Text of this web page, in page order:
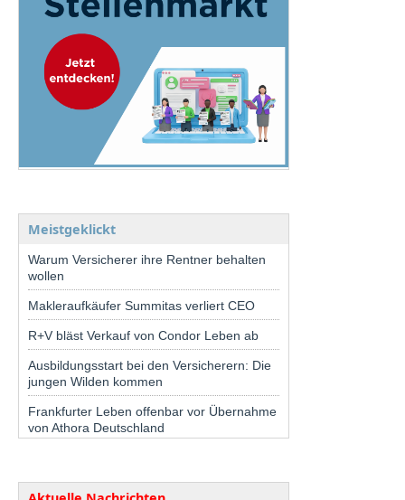
Meistgeklickt
Warum Versicherer ihre Rentner behalten
wollen
Makleraufkäufer Summitas verliert CEO
R+V bläst Verkauf von Condor Leben ab
Ausbildungsstart bei den Versicherern: Die
jungen Wilden kommen
Frankfurter Leben offenbar vor Übernahme
von Athora Deutschland